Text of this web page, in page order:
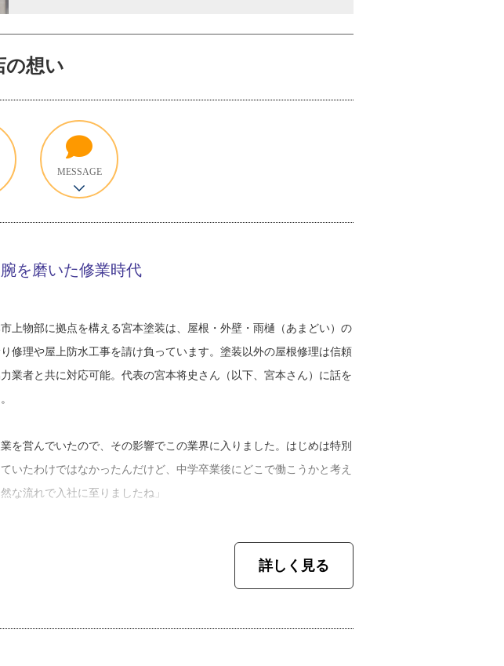
の想い
MESSAGE
を磨いた修業時代
上物部に拠点を構える宮本塗装は、屋根・外壁・雨樋（あまどい）の
修理や屋上防水工事を請け負っています。塗装以外の屋根修理は信頼
業者と共に対応可能。代表の宮本将史さん（以下、宮本さん）に話を
業を営んでいたので、その影響でこの業界に入りました。はじめは特別
いたわけではなかったんだけど、中学卒業後にどこで働こうかと考え
な流れで入社に至りましたね」
ていたスタッフやお父さんは「見て覚えろ」と考える職人さんだったた
仕事を教えてもらえる機会はあまりなかったそうですが、宮本さんは失
しながらなんとか技術を身に付けていきました。
詳しく見る